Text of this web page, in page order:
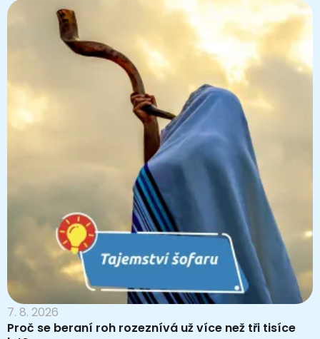
7. 8. 2026
Proč se beraní roh rozeznívá už více než tři tisíce